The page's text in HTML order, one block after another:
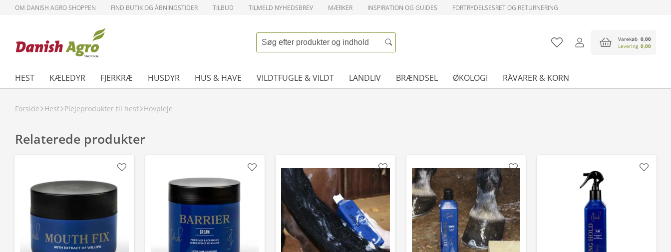
OM DANISH AGRO SHOPPEN FIND BUTIK OG ÅBNINGSTIDER TILBUD TILMELD NYHEDSBREV MÆRKER INSPIRATION OG GUIDES FORTRYDELSESRET OG RETURNERING
Varekøb 0,00
Levering 0,00
HEST KÆLEDYR FJERKRÆ HUSDYR HUS & HAVE VILDTFUGLE & VILDT LANDLIV BRÆNDSEL ØKOLOGI RÅVARER & KORN
Forside Hest Plejeprodukter til hest Hovpleje
Relaterede produkter